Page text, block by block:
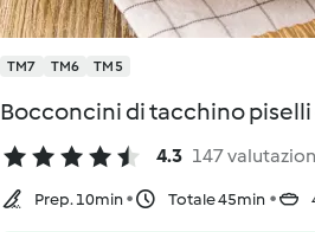
TM7 TM6 TM5
Bocconcini di tacchino piselli
4.3 147
Prep. 10min Totale 45min